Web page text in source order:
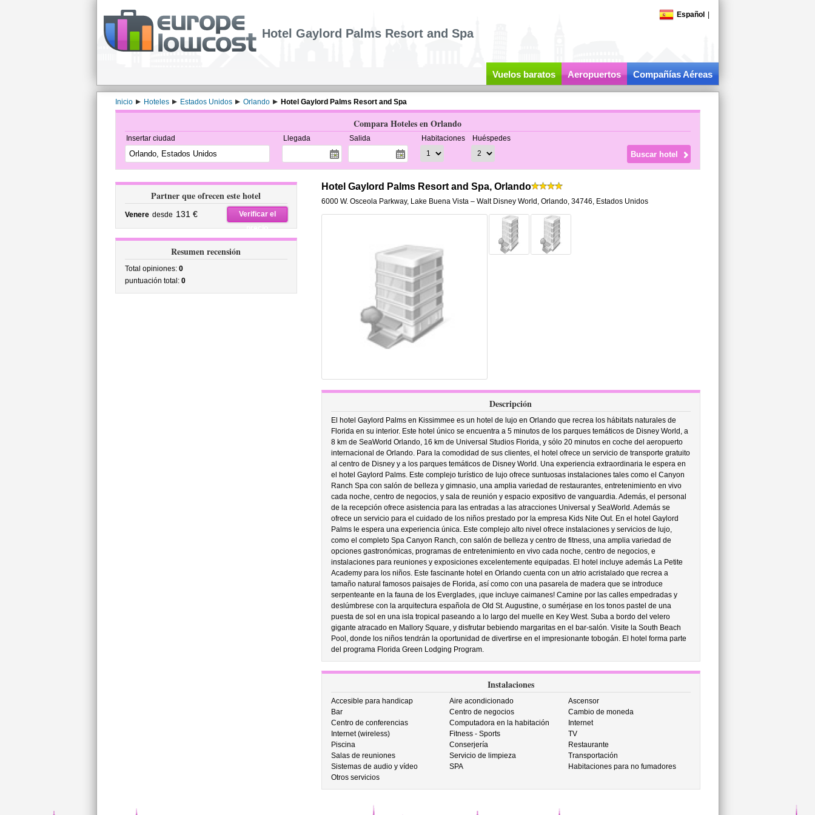
Español
Hotel Gaylord Palms Resort and Spa
Vuelos baratos Aeropuertos Compañías Aéreas
Inicio Hoteles Estados Unidos Orlando Hotel Gaylord Palms Resort and Spa
Compara Hoteles en Orlando
Insertar ciudad Llegada Salida Habitaciones Huéspedes
Partner que ofrecen este hotel
Venere desde 131 €
Verificar el
precio
Resumen recensión
Total opiniones: 0
puntuación total: 0
Hotel Gaylord Palms Resort and Spa, Orlando
6000 W. Osceola Parkway, Lake Buena Vista – Walt Disney World, Orlando, 34746, Estados Unidos
Descripción
El hotel Gaylord Palms en Kissimmee es un hotel de lujo en Orlando que recrea los hábitats naturales de
Florida en su interior. Este hotel único se encuentra a 5 minutos de los parques temáticos de Disney World, a
8 km de SeaWorld Orlando, 16 km de Universal Studios Florida, y sólo 20 minutos en coche del aeropuerto
internacional de Orlando. Para la comodidad de sus clientes, el hotel ofrece un servicio de transporte gratuito
al centro de Disney y a los parques temáticos de Disney World. Una experiencia extraordinaria le espera en
el hotel Gaylord Palms. Este complejo turístico de lujo ofrece suntuosas instalaciones tales como el Canyon
Ranch Spa con salón de belleza y gimnasio, una amplia variedad de restaurantes, entretenimiento en vivo
cada noche, centro de negocios, y sala de reunión y espacio expositivo de vanguardia. Además, el personal
de la recepción ofrece asistencia para las entradas a las atracciones Universal y SeaWorld. Además se
ofrece un servicio para el cuidado de los niños prestado por la empresa Kids Nite Out. En el hotel Gaylord
Palms le espera una experiencia única. Este complejo alto nivel ofrece instalaciones y servicios de lujo,
como el completo Spa Canyon Ranch, con salón de belleza y centro de fitness, una amplia variedad de
opciones gastronómicas, programas de entretenimiento en vivo cada noche, centro de negocios, e
instalaciones para reuniones y exposiciones excelentemente equipadas. El hotel incluye además La Petite
Academy para los niños. Este fascinante hotel en Orlando cuenta con un atrio acristalado que recrea a
tamaño natural famosos paisajes de Florida, así como con una pasarela de madera que se introduce
serpenteante en la fauna de los Everglades, ¡que incluye caimanes! Camine por las calles empedradas y
deslúmbrese con la arquitectura española de Old St. Augustine, o sumérjase en los tonos pastel de una
puesta de sol en una isla tropical paseando a lo largo del muelle en Key West. Suba a bordo del velero
gigante atracado en Mallory Square, y disfrutar bebiendo margaritas en el bar-salón. Visite la South Beach
Pool, donde los niños tendrán la oportunidad de divertirse en el impresionante tobogán. El hotel forma parte
del programa Florida Green Lodging Program.
Instalaciones
Accesible para handicap Aire acondicionado
Ascensor
Bar
Centro de negocios
Cambio de moneda
Centro de conferencias
Computadora en la habitación
Internet
Internet (wireless)
Fitness - Sports
TV
Piscina
Conserjería
Restaurante
Salas de reuniones
Servicio de limpieza
Transportación
Sistemas de audio y vídeo
SPA
Habitaciones para no fumadores
Otros servicios